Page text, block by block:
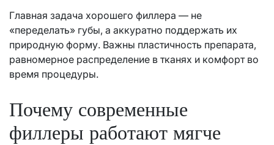
Главная задача хорошего филлера — не
«переделать» губы, а аккуратно поддержать их
природную форму. Важны пластичность препарата,
равномерное распределение в тканях и комфорт во
время процедуры.
Почему современные
филлеры работают мягче